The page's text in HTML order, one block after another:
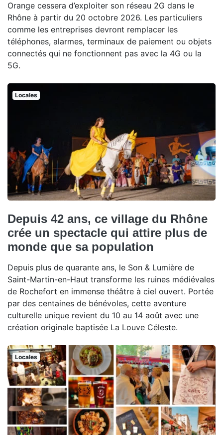
Orange cessera d’exploiter son réseau 2G dans le
Rhône à partir du 20 octobre 2026. Les particuliers
comme les entreprises devront remplacer les
téléphones, alarmes, terminaux de paiement ou objets
connectés qui ne fonctionnent pas avec la 4G ou la
5G.
Locales
Depuis 42 ans, ce village du Rhône
crée un spectacle qui attire plus de
monde que sa population
Depuis plus de quarante ans, le Son & Lumière de
Saint-Martin-en-Haut transforme les ruines médiévales
de Rochefort en immense théâtre à ciel ouvert. Portée
par des centaines de bénévoles, cette aventure
culturelle unique revient du 10 au 14 août avec une
création originale baptisée La Louve Céleste.
Locales